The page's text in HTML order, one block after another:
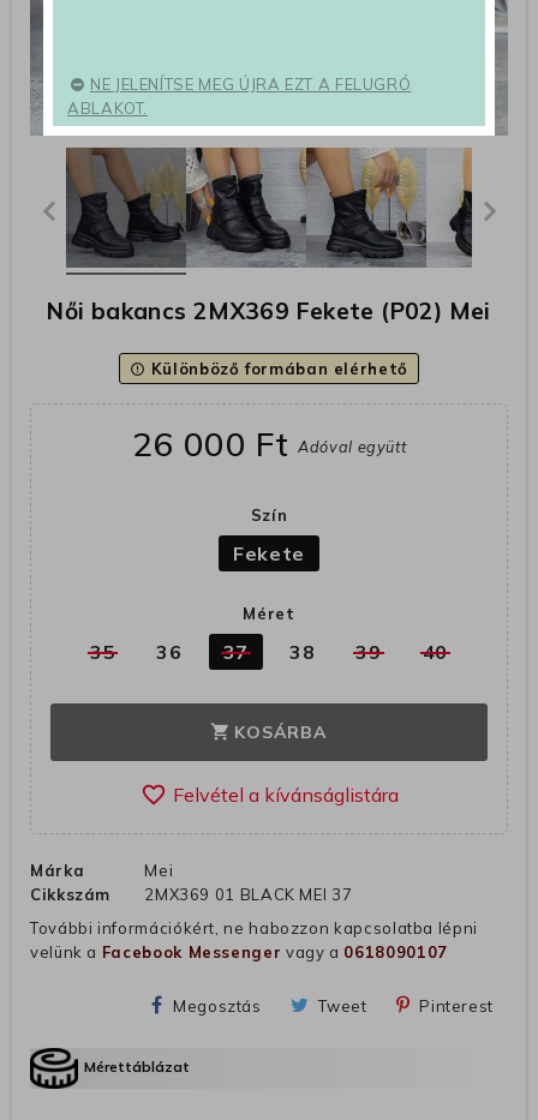
Női bakancs 2MX369 Fekete (P02) Mei
error_outline Különböző formában elérhető
26 000 FtAdóval együtt
Szín
Fekete
Méret
35 36 37 38 39 40
shopping_cart KOSÁRBA
favorite_border
Márka
Mei
Cikkszám
2MX369 01 BLACK MEI 37
További információkért, ne habozzon kapcsolatba lépni
velünk a Facebook Messenger vagy a 0618090107
Megosztás Tweet Pinterest
Mérettáblázat
NE JELENÍTSE MEG ÚJRA EZT A FELUGRÓ
ABLAKOT.